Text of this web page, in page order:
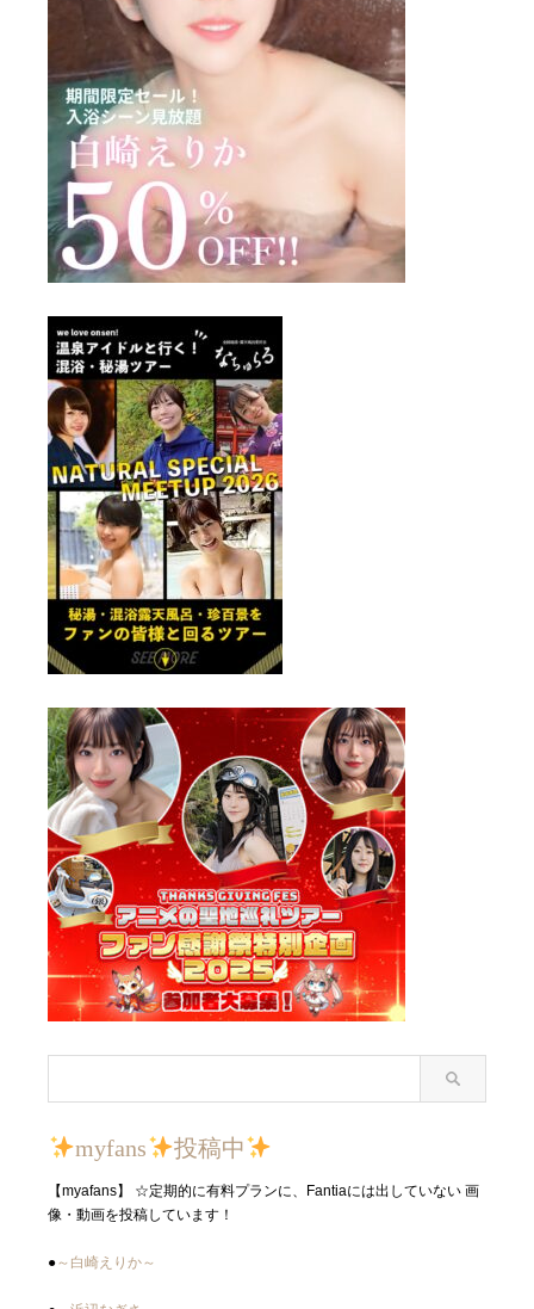
myfans 投稿中
【myafans】 ☆定期的に有料プランに、Fantiaには出していない 画
像・動画を投稿しています！
●～白崎えりか～